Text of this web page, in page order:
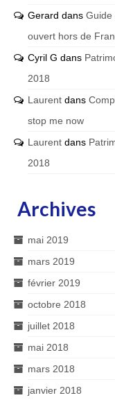
Gerard dans Guide
ouvert hors de
Cyril G dans
2018
Laurent dans
stop me now
Laurent dans
2018
Archives
mai 2019
mars 2019
février 2019
octobre 2018
juillet 2018
mai 2018
mars 2018
janvier 2018